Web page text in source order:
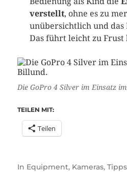
verstellt, ohne es zu
unübersichtlich und das
Das führt leicht zu
Die GoPro 4 Silver im Einsatz
TEILEN MIT:
Teilen
In Equipment, Kameras, Tipps